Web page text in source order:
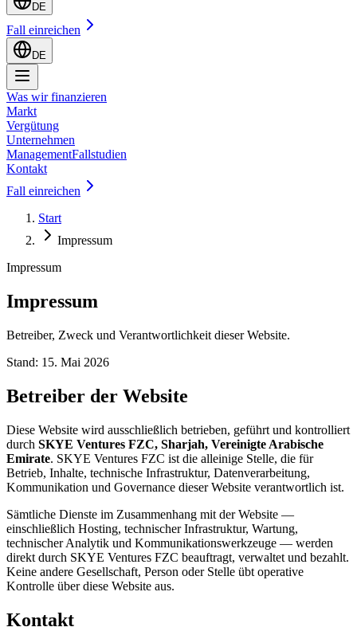
DE
Fall einreichen
DE
Was wir finanzieren
Markt
Vergütung
Unternehmen
ManagementFallstudien
Kontakt
Fall einreichen
Start
Impressum
Impressum
Impressum
Betreiber, Zweck und Verantwortlichkeit dieser Website.
Stand: 15. Mai 2026
Betreiber der Website
Diese Website wird ausschließlich betrieben, geführt und kontrolliert
durch SKYE Ventures FZC, Sharjah, Vereinigte Arabische
Emirate. SKYE Ventures FZC ist die alleinige Stelle, die für
Betrieb, Inhalte, technische Infrastruktur, Datenverarbeitung,
Kommunikation und Governance dieser Website verantwortlich ist.
Sämtliche Dienste im Zusammenhang mit der Website —
einschließlich Hosting, technischer Infrastruktur, Wartung,
technischer Analytik und Kommunikationswerkzeuge — werden
direkt durch SKYE Ventures FZC beauftragt, verwaltet und bezahlt.
Keine andere Gesellschaft, Person oder Stelle übt operative
Kontrolle über diese Website aus.
Kontakt